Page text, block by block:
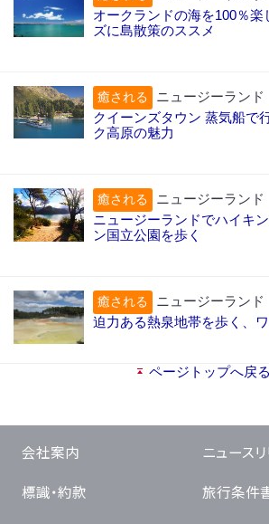
オークランドの海を100％楽
ズに島散策のススメ
癒される
ニュージーランド
クイーンズタウン 蒸気船で
ク高原の魅力
癒される
ニュージーランド
ニュージーランドでハイキ
ン国立公園を歩く
癒される
ニュージーランド
迫力ある熱泉地帯を歩く、
ページトップへ戻る
会社案内 ニュース
標識・約款 旅行条件